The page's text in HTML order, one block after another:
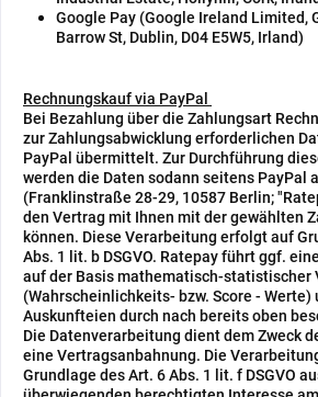
Google Pay (Google Ireland Limited,
Barrow St, Dublin, D04 E5W5, Irland)
Rechnungskauf via PayPal
Bei Bezahlung über die Zahlungsart
zur Zahlungsabwicklung erforderlichen
PayPal übermittelt. Zur Durchführung
werden die Daten sodann seitens PayPal
(Franklinstraße 28-29, 10587 Berlin;
den Vertrag mit Ihnen mit der gewählten
können. Diese Verarbeitung erfolgt auf
Abs. 1 lit. b DSGVO. Ratepay führt ggf.
auf der Basis mathematisch-statistischer
(Wahrscheinlichkeits- bzw. Score - Werte)
Auskunfteien durch nach bereits oben
Die Datenverarbeitung dient dem Zweck
eine Vertragsanbahnung. Die
Grundlage des Art. 6 Abs. 1 lit. f DSGVO